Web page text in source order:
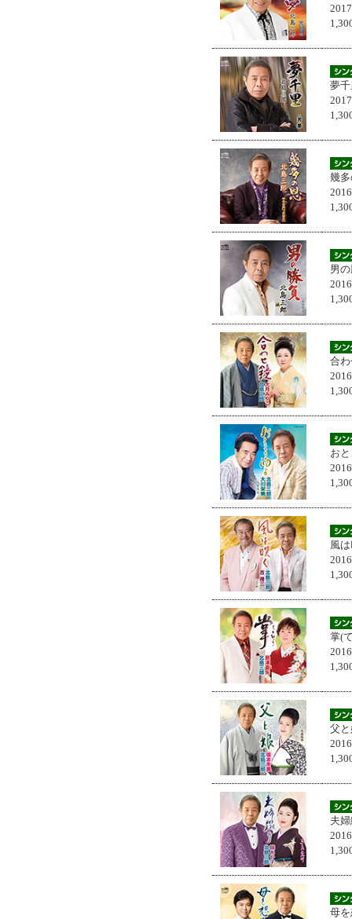
夢
幾
男
合
お
風
掌(
父
夫
母